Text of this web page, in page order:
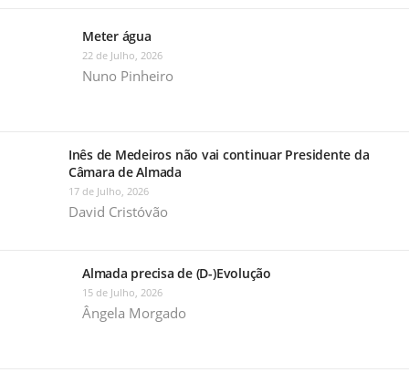
Meter água
22 de Julho, 2026
Nuno Pinheiro
Inês de Medeiros não vai continuar Presidente da
Câmara de Almada
17 de Julho, 2026
David Cristóvão
Almada precisa de (D-)Evolução
15 de Julho, 2026
Ângela Morgado